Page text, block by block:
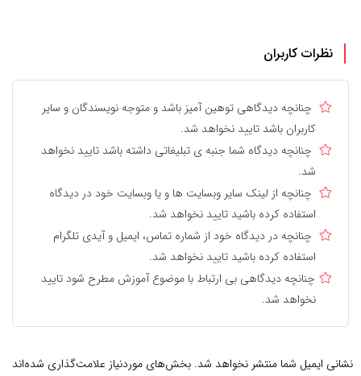
نظرات کاربران
چنانچه دیدگاهی توهین آمیز باشد و متوجه نویسندگان و سایر
کاربران باشد تایید نخواهد شد.
چنانچه دیدگاه شما جنبه ی تبلیغاتی داشته باشد تایید نخواهد
شد.
چنانچه از لینک سایر وبسایت ها و یا وبسایت خود در دیدگاه
استفاده کرده باشید تایید نخواهد شد.
چنانچه در دیدگاه خود از شماره تماس، ایمیل و آیدی تلگرام
استفاده کرده باشید تایید نخواهد شد.
چنانچه دیدگاهی بی ارتباط با موضوع آموزش مطرح شود تایید
نخواهد شد.
نشانی ایمیل شما منتشر نخواهد شد. بخش‌های موردنیاز علامت‌گذاری شده‌اند